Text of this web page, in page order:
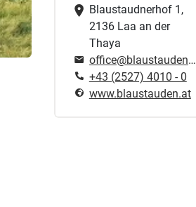
Blaustaudnerhof 1,
2136 Laa an der
Thaya
office@blaustauden.at
+43 (2527) 4010 - 0
www.blaustauden.at